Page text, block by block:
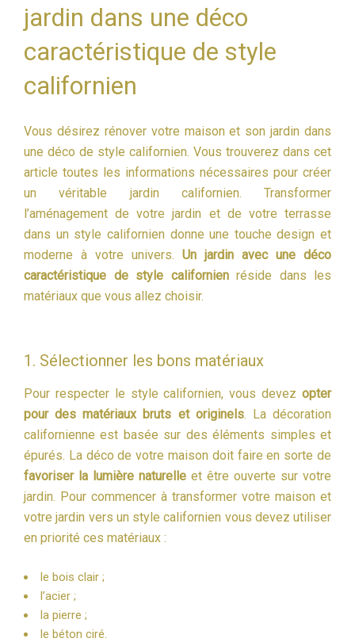
jardin dans une déco
caractéristique de style
californien
Vous désirez rénover votre maison et son jardin dans
une déco de style californien. Vous trouverez dans cet
article toutes les informations nécessaires pour créer
un véritable jardin californien. Transformer
l’aménagement de votre jardin et de votre terrasse
dans un style californien donne une touche design et
moderne à votre univers. Un jardin avec une déco
caractéristique de style californien réside dans les
matériaux que vous allez choisir.
1. Sélectionner les bons matériaux
Pour respecter le style californien, vous devez opter
pour des matériaux bruts et originels. La décoration
californienne est basée sur des éléments simples et
épurés. La déco de votre maison doit faire en sorte de
favoriser la lumière naturelle et être ouverte sur votre
jardin. Pour commencer à transformer votre maison et
votre jardin vers un style californien vous devez utiliser
en priorité ces matériaux :
le bois clair ;
l’acier ;
la pierre ;
le béton ciré.